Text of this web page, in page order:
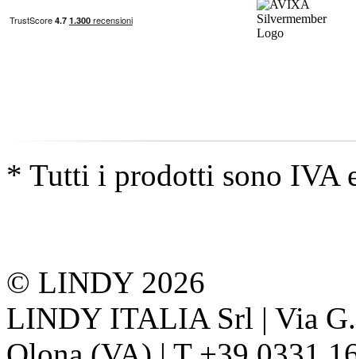
* Tutti i prodotti sono IVA
© LINDY 2026
LINDY ITALIA Srl | Via